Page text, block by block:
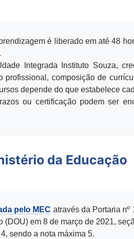
é liberado em até 48
Integrada Instituto Souza,
profissional, composição de
depende do que estabelece
ou certificação podem ser
da Educação
pelo MEC através da Portaria nº
em 8 de março de 2021,
sendo a nota máxima 5.